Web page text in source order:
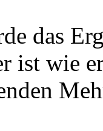
das
ist wie